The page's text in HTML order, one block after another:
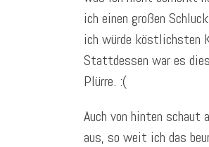
ich einen großen
ich würde köstlichsten
Stattdessen war es
Plürre. :(
Auch von hinten schaut
aus, so weit ich das